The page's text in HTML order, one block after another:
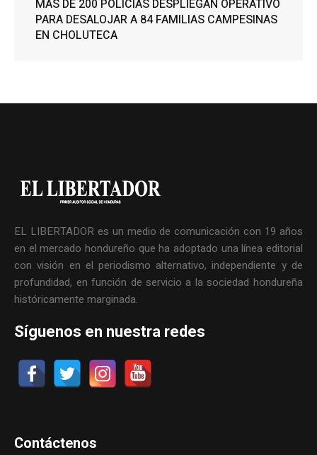
MÁS DE 200 POLICÍAS DESPLIEGAN OPERATIVO
PARA DESALOJAR A 84 FAMILIAS CAMPESINAS
EN CHOLUTECA
EL LIBERTADOR es un medio de comunicación con 19 años
en el mercado hondureño que ha adoptado una línea editorial
con visión en el periodismo alternativo, independiente y de
profundidad, en función de servicio a la sociedad hondureña
históricamente marginada.
Síguenos en nuestra redes
Contáctenos